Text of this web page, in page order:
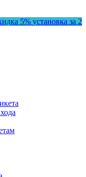
5% установка за 2